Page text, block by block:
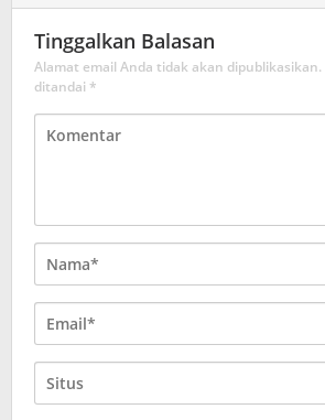
Tinggalkan Balasan
Alamat email Anda tidak akan dipublikasikan.
ditandai *